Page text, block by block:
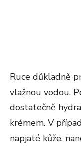
Ruce důkladně
vlažnou vodou.
dostatečně
krémem. V
napjaté kůže,